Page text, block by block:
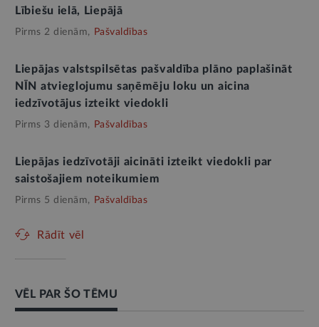
Lībiešu ielā, Liepājā
Pirms 2 dienām, Pašvaldības
Liepājas valstspilsētas pašvaldība plāno paplašināt
NĪN atvieglojumu saņēmēju loku un aicina
iedzīvotājus izteikt viedokli
Pirms 3 dienām, Pašvaldības
Liepājas iedzīvotāji aicināti izteikt viedokli par
saistošajiem noteikumiem
Pirms 5 dienām, Pašvaldības
Rādīt vēl
VĒL PAR ŠO TĒMU